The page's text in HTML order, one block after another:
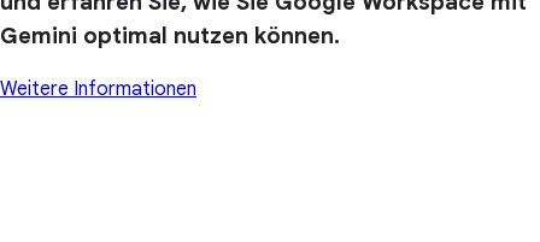
Gemini optimal nutzen können.
Weitere Informationen